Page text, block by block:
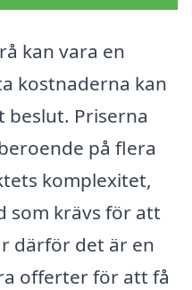
kan vara en
kostnaderna kan
Priserna
på flera
komplexitet,
som krävs för att
därför det är en
offerter för att få